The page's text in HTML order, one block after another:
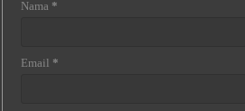
Nama *
Email *